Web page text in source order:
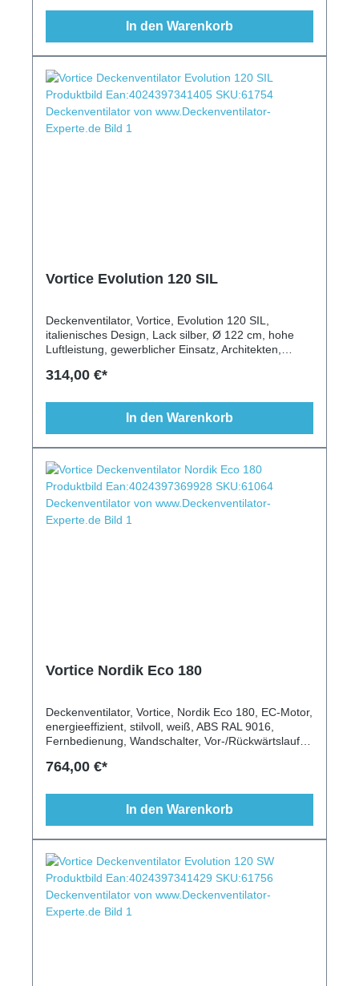
In den Warenkorb
Vortice Evolution 120 SIL
Deckenventilator, Vortice, Evolution 120 SIL,
italienisches Design, Lack silber, Ø 122 cm, hohe
Luftleistung, gewerblicher Einsatz, Architekten,
Leuchte, Schrägen geeignet
314,00 €*
In den Warenkorb
Vortice Nordik Eco 180
Deckenventilator, Vortice, Nordik Eco 180, EC-Motor,
energieeffizient, stilvoll, weiß, ABS RAL 9016,
Fernbedienung, Wandschalter, Vor-/Rückwärtslauf,
764,00 €*
In den Warenkorb